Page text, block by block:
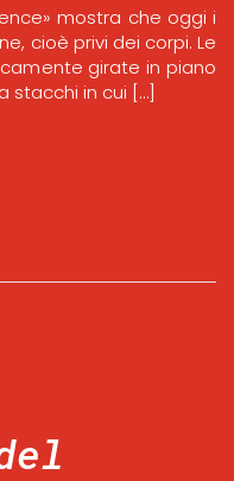
mostra che oggi i
cioè privi dei corpi. Le
girate in piano
stacchi in cui […]